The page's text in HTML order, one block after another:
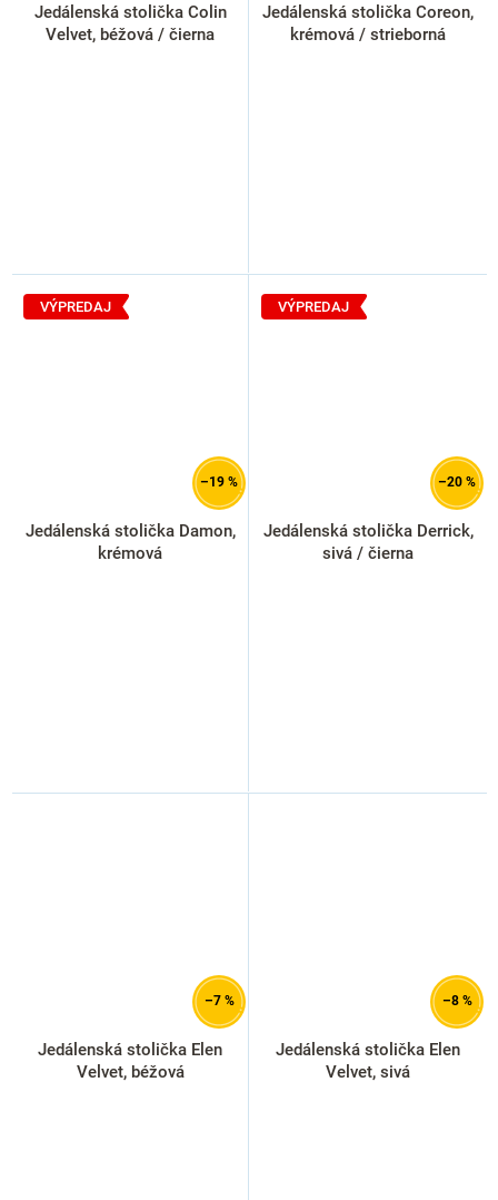
Jedálenská stolička Colin
Velvet, béžová / čierna
Jedálenská stolička Coreon,
krémová / strieborná
VÝPREDAJ
–19 %
Jedálenská stolička Damon,
krémová
VÝPREDAJ
–20 %
Jedálenská stolička Derrick,
sivá / čierna
–7 %
Jedálenská stolička Elen
Velvet, béžová
–8 %
Jedálenská stolička Elen
Velvet, sivá